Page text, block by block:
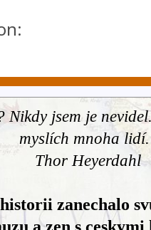
jsem je
myslích mnoha
Thor Heyerdahl
zanechalo